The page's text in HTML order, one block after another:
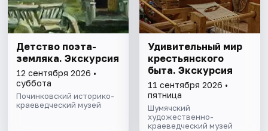
Детство поэта-
земляка. Экскурсия
12 сентября 2026 •
суббота
Починковский историко-
краеведческий музей
Удивительный мир
крестьянского
быта. Экскурсия
11 сентября 2026 •
пятница
Шумячский
художественно-
краеведческий музей